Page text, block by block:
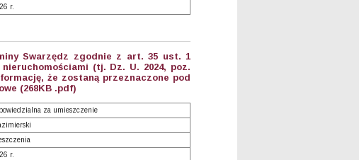
r.
Swarzędz zgodnie z art. 35 ust. 1
(tj. Dz. U. 2024, poz.
że zostaną przeznaczone pod
(268KB .pdf)
za umieszczenie
r.